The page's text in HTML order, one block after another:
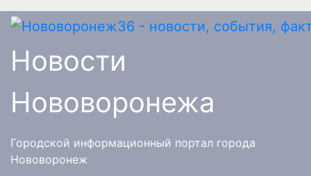
Перейти
Новости
Нововоронежа
Городской информационный портал города
Нововоронеж